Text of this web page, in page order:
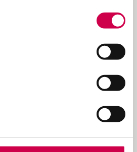
KUUKAUSI
milloin hyvänsä.